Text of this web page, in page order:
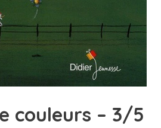
couleurs – 3/5